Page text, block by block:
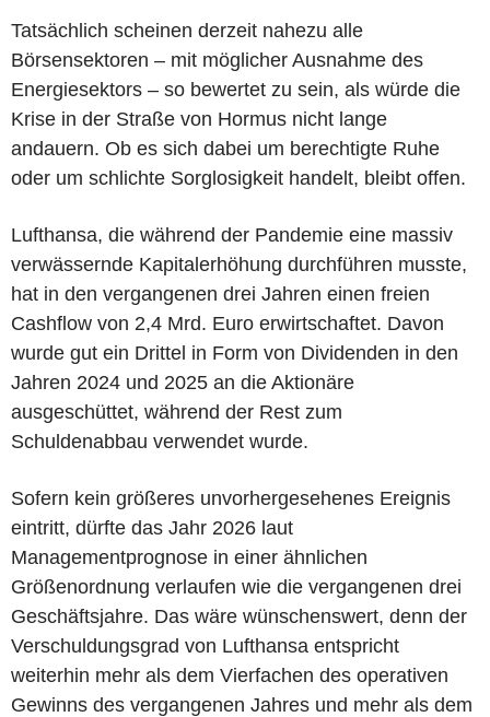
Tatsächlich scheinen derzeit nahezu alle
Börsensektoren – mit möglicher Ausnahme des
Energiesektors – so bewertet zu sein, als würde die
Krise in der Straße von Hormus nicht lange
andauern. Ob es sich dabei um berechtigte Ruhe
oder um schlichte Sorglosigkeit handelt, bleibt offen.
Lufthansa, die während der Pandemie eine massiv
verwässernde Kapitalerhöhung durchführen musste,
hat in den vergangenen drei Jahren einen freien
Cashflow von 2,4 Mrd. Euro erwirtschaftet. Davon
wurde gut ein Drittel in Form von Dividenden in den
Jahren 2024 und 2025 an die Aktionäre
ausgeschüttet, während der Rest zum
Schuldenabbau verwendet wurde.
Sofern kein größeres unvorhergesehenes Ereignis
eintritt, dürfte das Jahr 2026 laut
Managementprognose in einer ähnlichen
Größenordnung verlaufen wie die vergangenen drei
Geschäftsjahre. Das wäre wünschenswert, denn der
Verschuldungsgrad von Lufthansa entspricht
weiterhin mehr als dem Vierfachen des operativen
Gewinns des vergangenen Jahres und mehr als dem